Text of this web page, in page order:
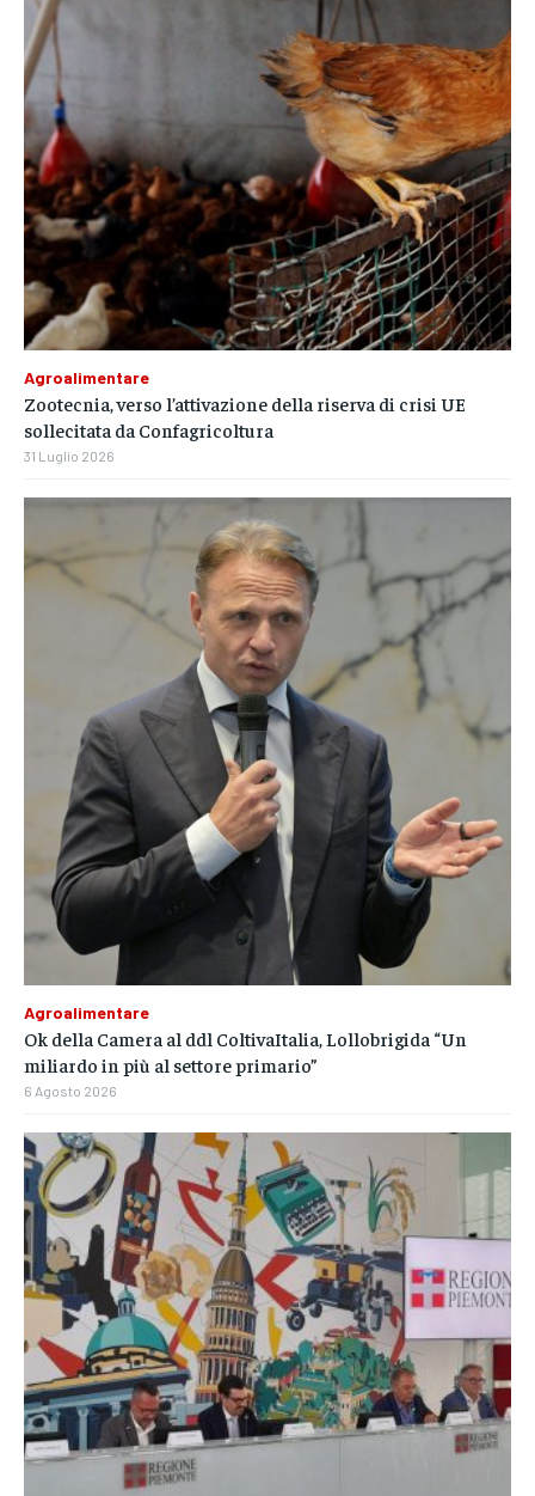
Agroalimentare
Zootecnia, verso l’attivazione della riserva di crisi UE
sollecitata da Confagricoltura
31 Luglio 2026
Agroalimentare
Ok della Camera al ddl ColtivaItalia, Lollobrigida “Un
miliardo in più al settore primario”
6 Agosto 2026